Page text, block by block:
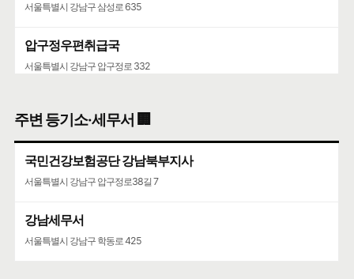
서울특별시 강남구 삼성로 635
압구정우편취급국
서울특별시 강남구 압구정로 332
서울특별시 강남구 학동로101길 26
청담청하우편취급국
서울특별시 강남구 도산대로 507
주변 등기소·세무서 🏢
국민건강보험공단 강남북부지사
서울특별시 강남구 압구정로38길 7
강남세무서
서울특별시 강남구 학동로 425